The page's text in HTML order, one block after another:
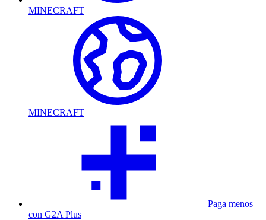
MINECRAFT
MINECRAFT
Paga menos
con G2A Plus